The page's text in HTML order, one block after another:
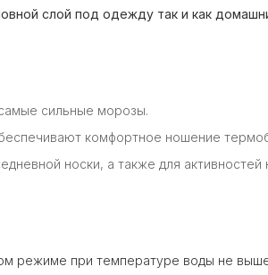
слой под одежду так и как
сильные морозы.
комфортное ношение
носки, а также для активностей
режиме при температуре воды не